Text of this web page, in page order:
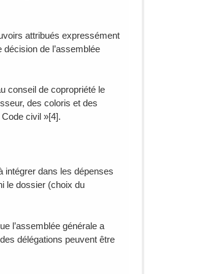
attribués expressément
de l’assemblée
conseil de copropriété le
des coloris et des
civil »[4].
intégrer dans les dépenses
le dossier (choix du
l’assemblée générale a
délégations peuvent être